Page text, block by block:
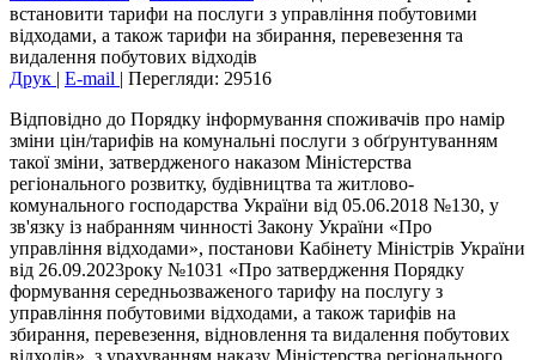
встановити тарифи на послуги з управління побутовими
відходами, а також тарифи на збирання, перевезення та
видалення побутових відходів
Друк | E-mail | Перегляди: 29516
Відповідно до Порядку інформування споживачів про намір
зміни цін/тарифів на комунальні послуги з обґрунтуванням
такої зміни, затвердженого наказом Міністерства
регіонального розвитку, будівництва та житлово-
комунального господарства України від 05.06.2018 №130, у
зв'язку із набранням чинності Закону України «Про
управління відходами», постанови Кабінету Міністрів України
від 26.09.2023року №1031 «Про затвердження Порядку
формування середньозваженого тарифу на послугу з
управління побутовими відходами, а також тарифів на
збирання, перевезення, відновлення та видалення побутових